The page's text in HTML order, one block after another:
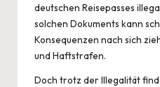
deutschen Reisepasses
solchen Dokuments kann
Konsequenzen nach sich
und Haftstrafen.
Doch trotz der Illegalität